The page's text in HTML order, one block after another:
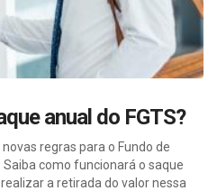
anual do FGTS?
regras para o Fundo de
como funcionará o saque
a retirada do valor nessa